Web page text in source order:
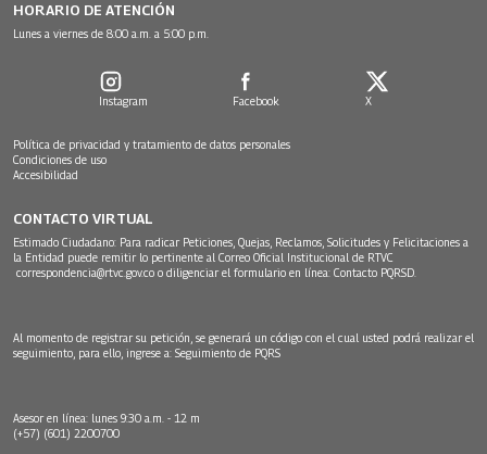
HORARIO DE ATENCIÓN
Lunes a viernes de 8:00 a.m. a 5:00 p.m.
Instagram Facebook X
Política de privacidad y tratamiento de datos personales
Condiciones de uso
Accesibilidad
CONTACTO VIRTUAL
Estimado Ciudadano: Para radicar Peticiones, Quejas, Reclamos, Solicitudes y Felicitaciones a
la Entidad puede remitir lo pertinente al Correo Oficial Institucional de RTVC
correspondencia@rtvc.gov.co o diligenciar el formulario en línea: Contacto PQRSD.
Al momento de registrar su petición, se generará un código con el cual usted podrá realizar el
seguimiento, para ello, ingrese a: Seguimiento de PQRS
Asesor en línea: lunes 9:30 a.m. - 12 m
(+57) (601) 2200700